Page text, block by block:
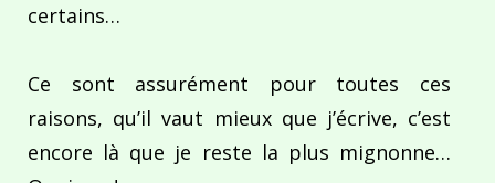
certains…
Ce sont assurément pour toutes ces
raisons, qu’il vaut mieux que j’écrive, c’est
encore là que je reste la plus mignonne…